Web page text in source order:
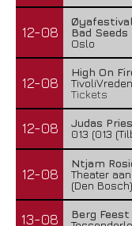
12-08
Bad Seeds
Oslo
12-08
High On
Tickets
12-08
Judas
013 (013
12-08
Ntjam
Theater
(Den
13-08
Berg